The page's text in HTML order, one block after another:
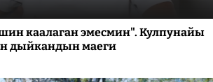
каалаган эмесмин". Кулпунайы
дыйкандын маеги